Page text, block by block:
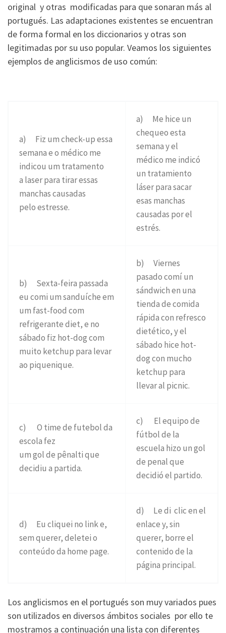
original y otras modificadas para que sonaran más al
portugués. Las adaptaciones existentes se encuentran
de forma formal en los diccionarios y otras son
legitimadas por su uso popular. Veamos los siguientes
ejemplos de anglicismos de uso común:
a) Fiz um check-up essa
semana e o médico me
indicou um tratamento
a laser para tirar essas
manchas causadas
pelo estresse.
a) Me hice un
chequeo esta
semana y el
médico me indicó
un tratamiento
láser para sacar
esas manchas
causadas por el
estrés.
b) Sexta-feira passada
eu comi um sanduíche em
um fast-food com
refrigerante diet, e no
sábado fiz hot-dog com
muito ketchup para levar
ao piquenique.
b) Viernes
pasado comí un
sándwich en una
tienda de comida
rápida con refresco
dietético, y el
sábado hice hot-
dog con mucho
ketchup para
llevar al picnic.
c) O time de futebol da
escola fez
um gol de pênalti que
decidiu a partida.
c) El equipo de
fútbol de la
escuela hizo un gol
de penal que
decidió el partido.
d) Eu cliquei no link e,
sem querer, deletei o
conteúdo da home page.
d) Le di clic en el
enlace y, sin
querer, borre el
contenido de la
página principal.
Los anglicismos en el portugués son muy variados pues
son utilizados en diversos ámbitos sociales por ello te
mostramos a continuación una lista con diferentes